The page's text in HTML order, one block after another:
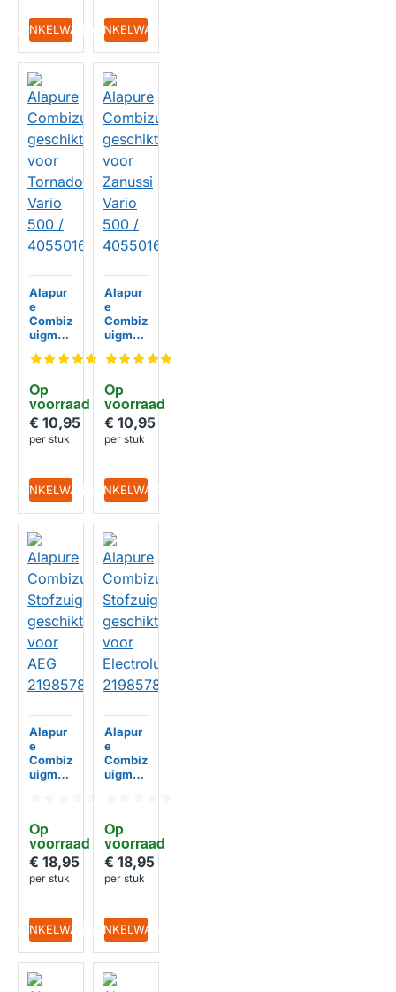
IN WINKELWAGENIN WINKELWAGEN
HUISMERK
Op
voorraad
Alapur
e
Combiz
uigmon
geschi
Tornad
o Vario
500 /
405501
6945
€ 10,95
per stuk
IN WINKELWAGEN
HUISMERK
Op
voorraad
Alapur
e
Combiz
uigmon
geschi
Zanuss
i Vario
500 /
405501
6945
€ 10,95
per stuk
IN WINKELWAGEN
HUISMERK
Op
voorraad
Alapur
e
Combiz
uigmon
geschi
kt voor
AEG
219857
8011
€ 18,95
per stuk
IN WINKELWAGEN
HUISMERK
Op
voorraad
Alapur
e
Combiz
uigmon
geschi
kt voor
Electro
lux
219857
€ 18,95
per stuk
IN WINKELWAGEN